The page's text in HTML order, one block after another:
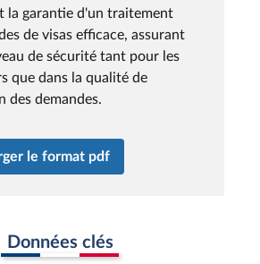
la garantie d'un traitement
de visas efficace, assurant
de sécurité tant pour les
que dans la qualité de
des demandes.
le format pdf
Données clés